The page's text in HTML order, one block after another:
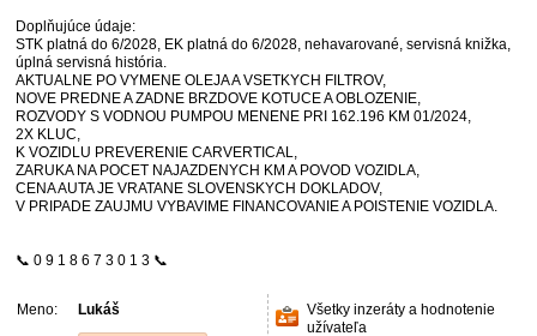
Doplňujúce údaje:
STK platná do 6/2028, EK platná do 6/2028, nehavarované, servisná knižka,
úplná servisná história.
AKTUALNE PO VYMENE OLEJA A VSETKYCH FILTROV,
NOVE PREDNE A ZADNE BRZDOVE KOTUCE A OBLOZENIE,
ROZVODY S VODNOU PUMPOU MENENE PRI 162.196 KM 01/2024,
2X KLUC,
K VOZIDLU PREVERENIE CARVERTICAL,
ZARUKA NA POCET NAJAZDENYCH KM A POVOD VOZIDLA,
CENA AUTA JE VRATANE SLOVENSKYCH DOKLADOV,
V PRIPADE ZAUJMU VYBAVIME FINANCOVANIE A POISTENIE VOZIDLA.
📞 0 9 1 8 6 7 3 0 1 3 📞
Meno: Lukáš
Všetky inzeráty a hodnotenie
užívateľa